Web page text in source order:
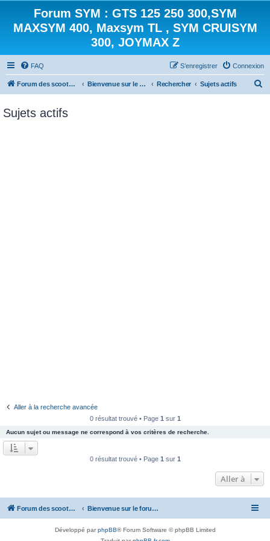
Forum SYM : GTS 125 250 300,SYM
MAXSYM 400, Maxsym TL , SYM CRUISYM
300, JOYMAX Z
FAQ Connexion
S’enregistrer
Forum des scooters SYM - GTS -MAXSYM - CRUISYM - JOYMAX - Maxsym TL Bienvenue sur le forum des scooters de la gamme SYM Rechercher Sujets actifs
Sujets actifs
Aller à la recherche avancée
0 résultat trouvé • Page 1 sur 1
Aucun sujet ou message ne correspond à vos critères de recherche.
0 résultat trouvé • Page 1 sur 1
Aller à
Forum des scooters SYM - GTS -MAXSYM - CRUISYM - JOYMAX - Maxsym TL Bienvenue sur le forum des scooters de la gamme SYM
Développé parphpBB® Forum Software © phpBB Limited